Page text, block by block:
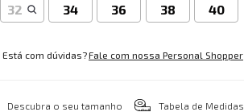
32 34 36 38 40
Está com dúvidas?Fale com nossa Personal Shopper
Descubra o seu tamanho Tabela de Medidas